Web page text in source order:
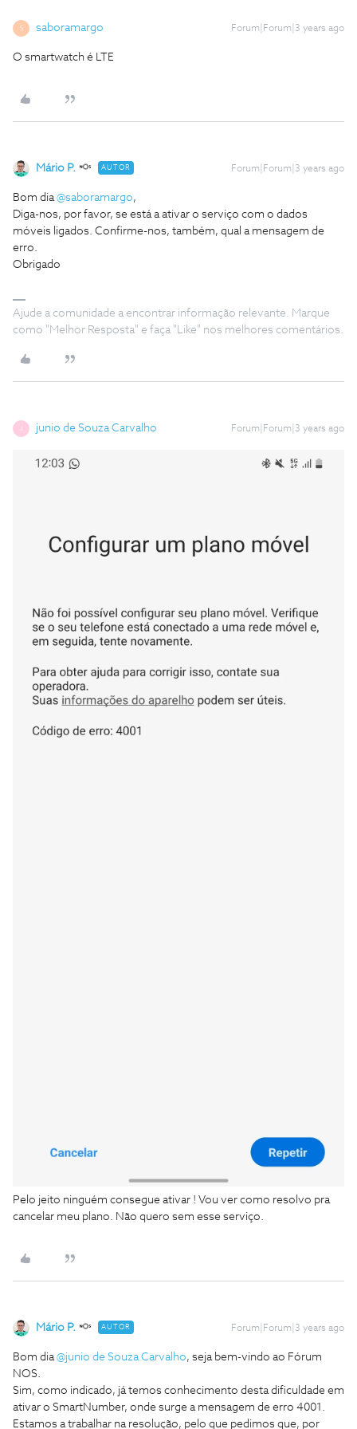
S saboramargo Forum|Forum|3 years ago
O smartwatch é LTE
Mário P. AUTOR Forum|Forum|3 years ago
Bom dia@saboramargo,
Diga-nos, por favor, se está a ativar o serviço com o dados
móveis ligados. Confirme-nos, também, qual a mensagem de
erro.
Obrigado
Ajude a comunidade a encontrar informação relevante. Marque
como "Melhor Resposta" e faça "Like" nos melhores comentários.
junio de Souza Carvalho Forum|Forum|3 years ago
Pelo jeito ninguém consegue ativar ! Vou ver como resolvo pra
cancelar meu plano. Não quero sem esse serviço.
Mário P. AUTOR Forum|Forum|3 years ago
Bom dia@junio de Souza Carvalho, seja bem-vindo ao Fórum
NOS.
Sim, como indicado, já temos conhecimento desta dificuldade em
ativar o SmartNumber, onde surge a mensagem de erro 4001.
Estamos a trabalhar na resolução, pelo que pedimos que, por